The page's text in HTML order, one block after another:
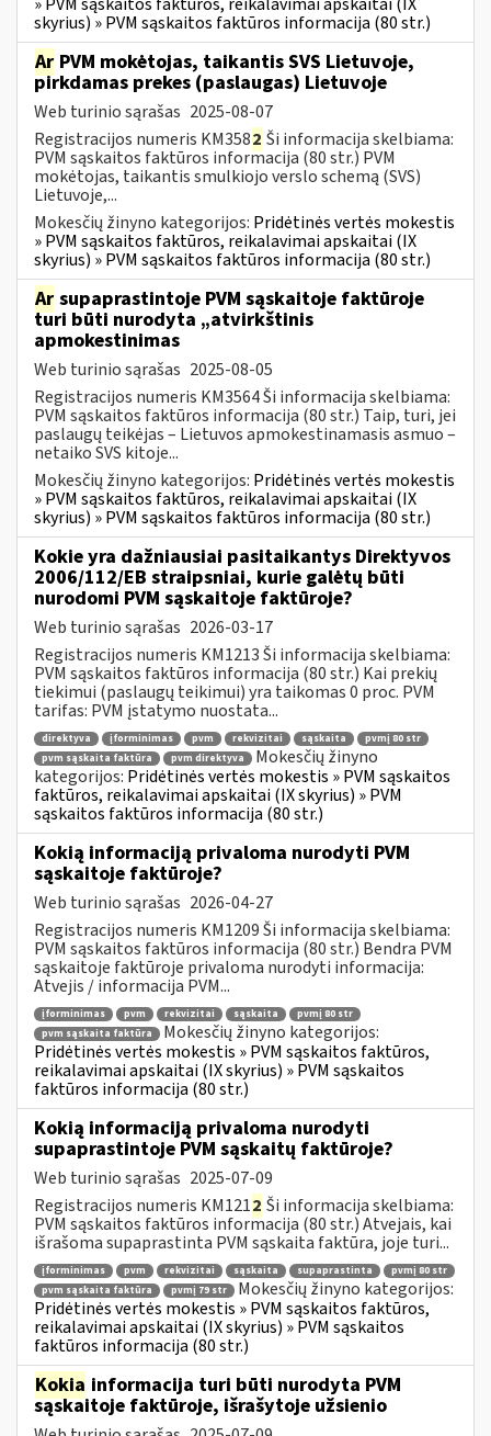
skyrius) » PVM sąskaitos faktūros informacija (80 str.)
Ar PVM mokėtojas, taikantis SVS Lietuvoje,
pirkdamas prekes (paslaugas) Lietuvoje
Web turinio sąrašas 2025-08-07
Registracijos numeris KM3582 Ši informacija skelbiama:
PVM sąskaitos faktūros informacija (80 str.) PVM
mokėtojas, taikantis smulkiojo verslo schemą (SVS)
Lietuvoje,...
Mokesčių žinyno kategorijos: Pridėtinės vertės mokestis
» PVM sąskaitos faktūros, reikalavimai apskaitai (IX
skyrius) » PVM sąskaitos faktūros informacija (80 str.)
Ar supaprastintoje PVM sąskaitoje faktūroje
turi būti nurodyta „atvirkštinis
apmokestinimas
Web turinio sąrašas 2025-08-05
Registracijos numeris KM3564 Ši informacija skelbiama:
PVM sąskaitos faktūros informacija (80 str.) Taip, turi, jei
paslaugų teikėjas – Lietuvos apmokestinamasis asmuo –
netaiko SVS kitoje...
Mokesčių žinyno kategorijos: Pridėtinės vertės mokestis
» PVM sąskaitos faktūros, reikalavimai apskaitai (IX
skyrius) » PVM sąskaitos faktūros informacija (80 str.)
Kokie yra dažniausiai pasitaikantys Direktyvos
2006/112/EB straipsniai, kurie galėtų būti
nurodomi PVM sąskaitoje faktūroje?
Web turinio sąrašas 2026-03-17
Registracijos numeris KM1213 Ši informacija skelbiama:
PVM sąskaitos faktūros informacija (80 str.) Kai prekių
tiekimui (paslaugų teikimui) yra taikomas 0 proc. PVM
tarifas: PVM įstatymo nuostata...
direktyva įforminimas pvm rekvizitai sąskaita
pvmį 80 str
pvm sąskaita faktūra
pvm direktyva
Mokesčių žinyno
kategorijos: Pridėtinės vertės mokestis » PVM sąskaitos
faktūros, reikalavimai apskaitai (IX skyrius) » PVM
sąskaitos faktūros informacija (80 str.)
Kokią informaciją privaloma nurodyti PVM
sąskaitoje faktūroje?
Web turinio sąrašas 2026-04-27
Registracijos numeris KM1209 Ši informacija skelbiama:
PVM sąskaitos faktūros informacija (80 str.) Bendra PVM
sąskaitoje faktūroje privaloma nurodyti informacija:
Atvejis / informacija PVM...
įforminimas pvm rekvizitai sąskaita
pvmį 80 str
pvm sąskaita faktūra
Mokesčių žinyno kategorijos:
Pridėtinės vertės mokestis » PVM sąskaitos faktūros,
reikalavimai apskaitai (IX skyrius) » PVM sąskaitos
faktūros informacija (80 str.)
Kokią informaciją privaloma nurodyti
supaprastintoje PVM sąskaitų faktūroje?
Web turinio sąrašas 2025-07-09
Registracijos numeris KM1212 Ši informacija skelbiama:
PVM sąskaitos faktūros informacija (80 str.) Atvejais, kai
išrašoma supaprastinta PVM sąskaita faktūra, joje turi...
įforminimas pvm rekvizitai sąskaita supaprastinta
pvmį 80 str
pvm sąskaita faktūra
pvmį 79 str
Mokesčių žinyno kategorijos:
Pridėtinės vertės mokestis » PVM sąskaitos faktūros,
reikalavimai apskaitai (IX skyrius) » PVM sąskaitos
faktūros informacija (80 str.)
Kokia informacija turi būti nurodyta PVM
sąskaitoje faktūroje, išrašytoje užsienio